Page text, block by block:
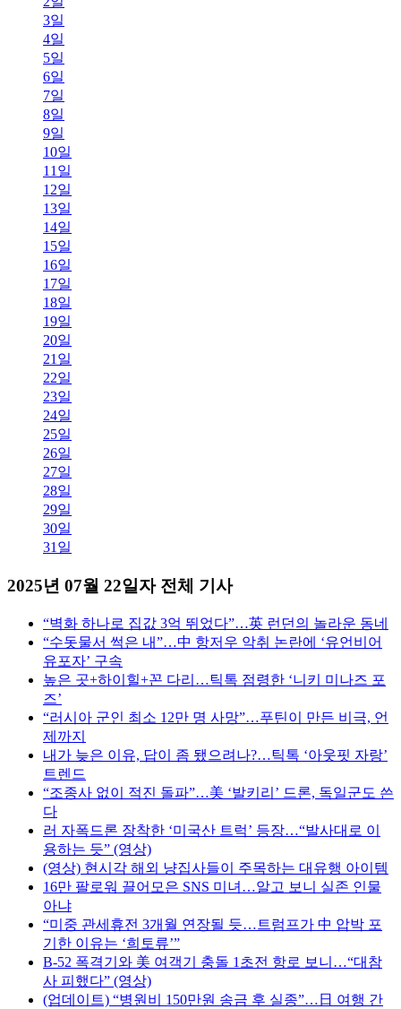
3일
4일
5일
6일
7일
8일
9일
10일
11일
12일
13일
14일
15일
16일
17일
18일
19일
20일
21일
22일
23일
24일
25일
26일
27일
28일
29일
30일
31일
2025년 07월 22일자 전체 기사
“벽화 하나로 집값 3억 뛰었다”…英 런던의 놀라운 동네
“수돗물서 썩은 내”…中 항저우 악취 논란에 ‘유언비어
유포자’ 구속
높은 곳+하이힐+꼰 다리…틱톡 점령한 ‘니키 미나즈 포
즈’
“러시아 군인 최소 12만 명 사망”…푸틴이 만든 비극, 언
제까지
내가 늦은 이유, 답이 좀 됐으려나?…틱톡 ‘아웃핏 자랑’
트렌드
“조종사 없이 적진 돌파”…美 ‘발키리’ 드론, 독일군도 쓴
다
러 자폭드론 장착한 ‘미국산 트럭’ 등장…“발사대로 이
용하는 듯” (영상)
(영상) 현시각 해외 냥집사들이 주목하는 대유행 아이템
16만 팔로워 끌어모은 SNS 미녀…알고 보니 실존 인물
아냐
“미중 관세휴전 3개월 연장될 듯…트럼프가 中 압박 포
기한 이유는 ‘희토류’”
B-52 폭격기와 美 여객기 충돌 1초전 항로 보니…“대참
사 피했다” (영상)
(업데이트) “병원비 150만원 송금 후 실종”…日 여행 간